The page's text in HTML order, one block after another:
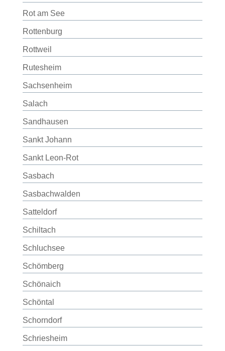
Rot am See
Rottenburg
Rottweil
Rutesheim
Sachsenheim
Salach
Sandhausen
Sankt Johann
Sankt Leon-Rot
Sasbach
Sasbachwalden
Satteldorf
Schiltach
Schluchsee
Schömberg
Schönaich
Schöntal
Schorndorf
Schriesheim